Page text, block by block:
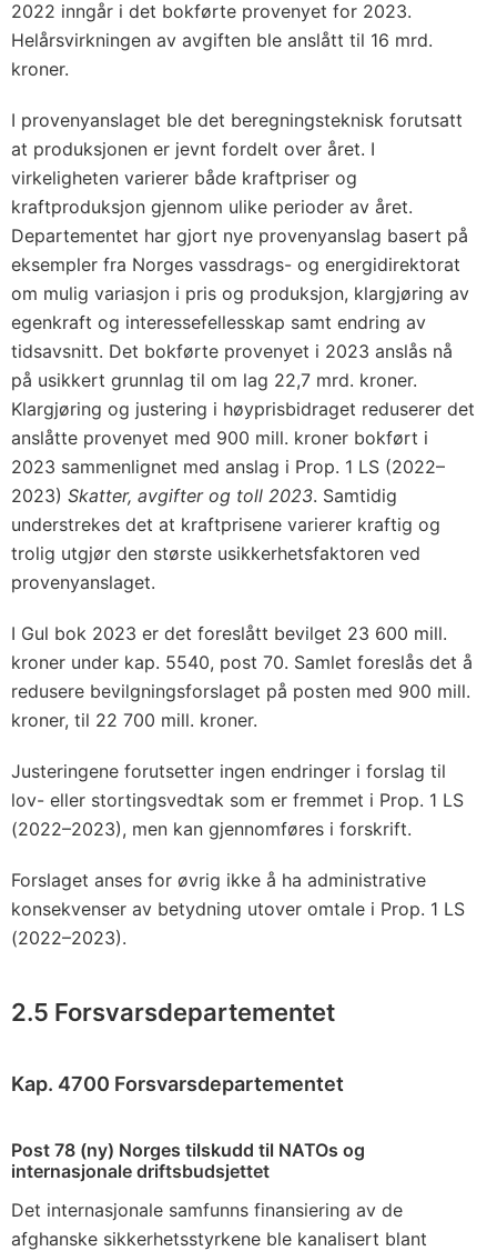
2022 inngår i det bokførte provenyet for 2023.
Helårsvirkningen av avgiften ble anslått til 16 mrd.
kroner.
I provenyanslaget ble det beregningsteknisk forutsatt
at produksjonen er jevnt fordelt over året. I
virkeligheten varierer både kraftpriser og
kraftproduksjon gjennom ulike perioder av året.
Departementet har gjort nye provenyanslag basert på
eksempler fra Norges vassdrags- og energidirektorat
om mulig variasjon i pris og produksjon, klargjøring av
egenkraft og interessefellesskap samt endring av
tidsavsnitt. Det bokførte provenyet i 2023 anslås nå
på usikkert grunnlag til om lag 22,7 mrd. kroner.
Klargjøring og justering i høyprisbidraget reduserer det
anslåtte provenyet med 900 mill. kroner bokført i
2023 sammenlignet med anslag i Prop. 1 LS (2022–
2023) Skatter, avgifter og toll 2023. Samtidig
understrekes det at kraftprisene varierer kraftig og
trolig utgjør den største usikkerhetsfaktoren ved
provenyanslaget.
I Gul bok 2023 er det foreslått bevilget 23 600 mill.
kroner under kap. 5540, post 70. Samlet foreslås det å
redusere bevilgningsforslaget på posten med 900 mill.
kroner, til 22 700 mill. kroner.
Justeringene forutsetter ingen endringer i forslag til
lov- eller stortingsvedtak som er fremmet i Prop. 1 LS
(2022–2023), men kan gjennomføres i forskrift.
Forslaget anses for øvrig ikke å ha administrative
konsekvenser av betydning utover omtale i Prop. 1 LS
(2022–2023).
2.5 Forsvarsdepartementet
Kap. 4700 Forsvarsdepartementet
Post 78 (ny) Norges tilskudd til NATOs og
internasjonale driftsbudsjettet
Det internasjonale samfunns finansiering av de
afghanske sikkerhetsstyrkene ble kanalisert blant